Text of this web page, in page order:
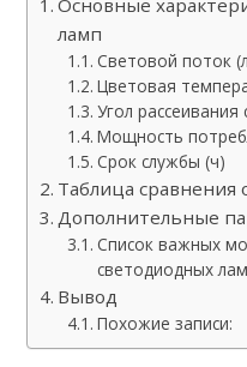
Основные
ламп
Световой поток
Цветовая
Угол рассеивания
Мощность
Срок службы (ч)
Таблица сравнения
Дополнительные
Список важных
светодиодных
Вывод
Похожие записи: